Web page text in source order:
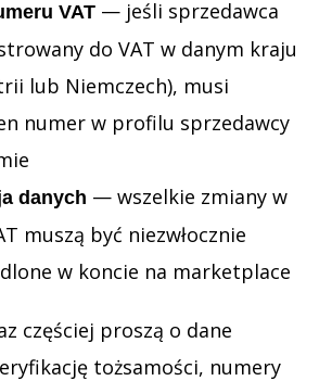
VAT — jeśli sprzedawca
do VAT w danym kraju
lub Niemczech), musi
numer w profilu sprzedawcy
danych — wszelkie zmiany w
muszą być niezwłocznie
w koncie na marketplace
częściej proszą o dane
tożsamości, numery